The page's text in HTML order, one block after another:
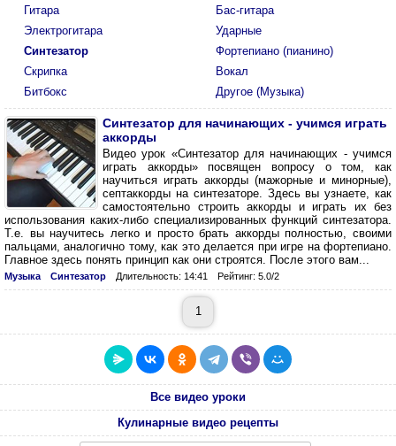
Гитара
Бас-гитара
Электрогитара
Ударные
Синтезатор
Фортепиано (пианино)
Скрипка
Вокал
Битбокс
Другое (Музыка)
Синтезатор для начинающих - учимся играть
аккорды
Видео урок «Синтезатор для начинающих - учимся
играть аккорды» посвящен вопросу о том, как
научиться играть аккорды (мажорные и минорные),
септаккорды на синтезаторе. Здесь вы узнаете, как
самостоятельно строить аккорды и играть их без
использования каких-либо специализированных функций синтезатора.
Т.е. вы научитесь легко и просто брать аккорды полностью, своими
пальцами, аналогично тому, как это делается при игре на фортепиано.
Главное здесь понять принцип как они строятся. После этого вам...
Музыка Синтезатор Длительность: 14:41 Рейтинг: 5.0/2
1
Все видео уроки
Кулинарные видео рецепты